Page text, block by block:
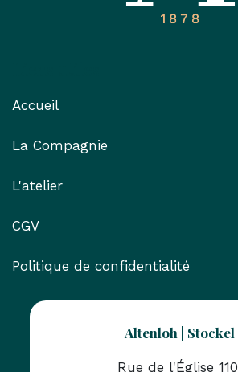
Accueil
La Compagnie
L'atelier
CGV
Politique de confidentialité
Altenloh | Stockel
Rue de l'Église 110